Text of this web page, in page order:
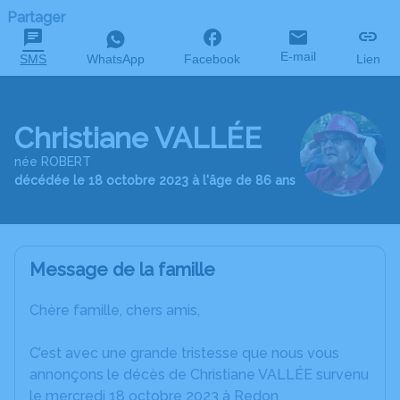
Partager
SMS WhatsApp Facebook E-mail Lien
Christiane VALLÉE
née ROBERT
décédée le 18 octobre 2023 à l'âge de 86 ans
Message de la famille
Chère famille, chers amis,
C’est avec une grande tristesse que nous vous
annonçons le décès de Christiane VALLÉE survenu
le mercredi 18 octobre 2023 à Redon.